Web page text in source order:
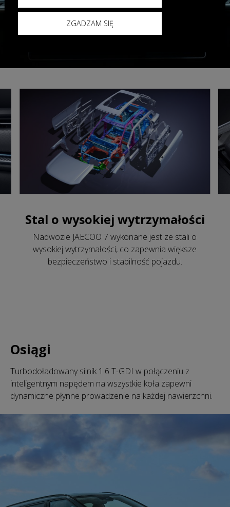
Stal o wysokiej wytrzymałości
Nadwozie JAECOO 7 wykonane jest ze stali o
wysokiej wytrzymałości, co zapewnia większe
bezpieczeństwo i stabilność pojazdu.
Osiągi
Turbodoładowany silnik 1.6 T-GDI w połączeniu z
inteligentnym napędem na wszystkie koła zapewni
dynamiczne płynne prowadzenie na każdej nawierzchni.
ZGADZAM SIĘ